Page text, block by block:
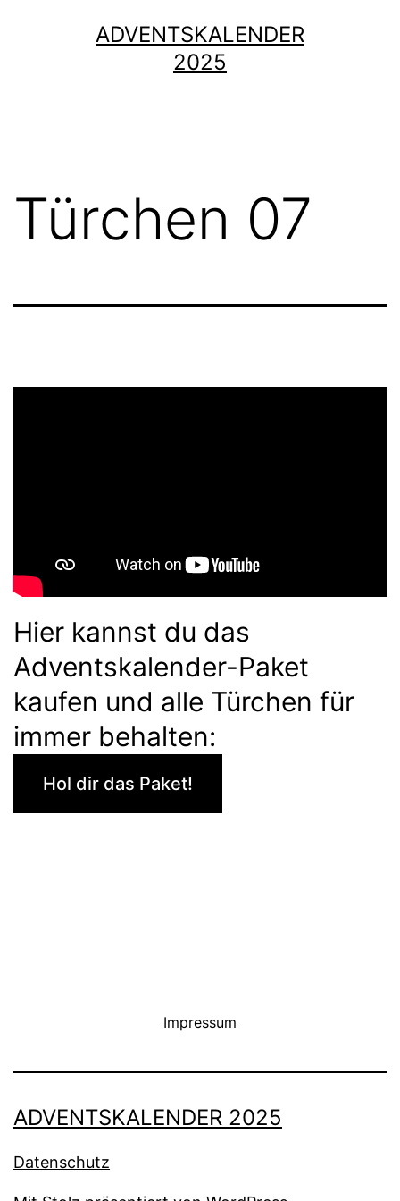
ADVENTSKALENDER
2025
Türchen 07
Hier kannst du das
Adventskalender-Paket
kaufen und alle Türchen für
immer behalten:
Hol dir das Paket!
Impressum
ADVENTSKALENDER 2025
Datenschutz